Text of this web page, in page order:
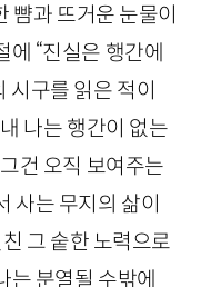
뺨과 뜨거운 눈물이
“진실은 행간에
시구를 읽은 적이
나는 행간이 없는
건 오직 보여주는
사는 무지의 삶이
그 숱한 노력으로
는 분열될 수밖에